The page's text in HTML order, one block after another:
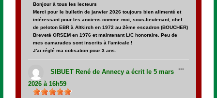
Bonjour à tous les lecteurs
Merci pour le bulletin de janvier 2026 toujours bien alimenté et
intéressant pour les anciens comme moi, sous-lieutenant, chef
de peloton EBR à Altkirch en 1972 au 2ème escadron (BOUCHER)
Breveté ORSEM en 1976 et maintenant L/C honoraire. Peu de
mes camarades sont inscrits à l'amicale !
J'ai réglé ma cotisation pour 3 ans.
SIBUET Renéde Annecy a écrit le 5 mars
2026 à 16h59
...cette